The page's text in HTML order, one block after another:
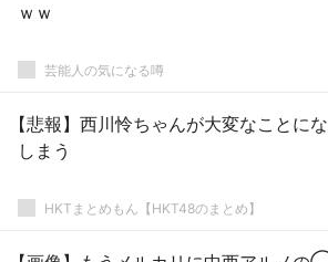
ｗｗ
芸能人の気になる噂
【悲報】西川怜ちゃんが大変なことに
しまう
HKTまとめもん【HKT48のまとめ】